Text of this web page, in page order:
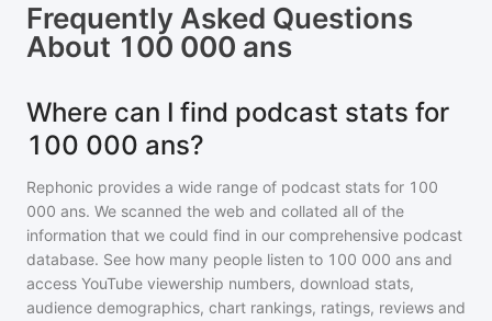
Frequently Asked Questions
About 100 000 ans
Where can I find podcast stats for
100 000 ans?
Rephonic provides a wide range of podcast stats for 100
000 ans. We scanned the web and collated all of the
information that we could find in our comprehensive podcast
database. See how many people listen to 100 000 ans and
access YouTube viewership numbers, download stats,
audience demographics, chart rankings, ratings, reviews and